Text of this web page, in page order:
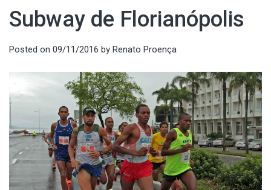
Subway de Florianópolis
Posted on 09/11/2016 by Renato Proença